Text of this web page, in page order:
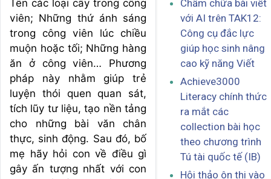
Tên các loại cây trong công
viên; Những thứ ánh sáng
trong công viên lúc chiều
muộn hoặc tối; Những hàng
ăn ở công viên… Phương
pháp này nhằm giúp trẻ
luyện thói quen quan sát,
tích lũy tư liệu, tạo nền tảng
cho những bài văn chân
thực, sinh động. Sau đó, bố
mẹ hãy hỏi con về điều gì
gây ấn tượng nhất với con
Chấm chữa bài viết
với AI trên TAK12:
Công cụ đắc lực
giúp học sinh nâng
cao kỹ năng Viết
Achieve3000
Literacy chính thức
ra mắt các
collection bài học
theo chương trình
Tú tài quốc tế (IB)
Hội thảo ôn thi vào